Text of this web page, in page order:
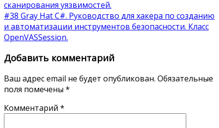
сканирования уязвимостей.
#38 Gray Hat C#. Руководство для хакера по созданию
и автоматизации инструментов безопасности. Класс
OpenVASSession.
Добавить комментарий
Ваш адрес email не будет опубликован. Обязательные
поля помечены *
Комментарий *